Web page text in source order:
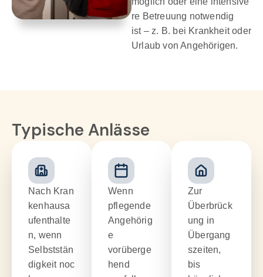
re Betreuung notwendig
ist – z. B. bei Krankheit oder
Urlaub von Angehörigen.
Typische Anlässe
Nach Kran
kenhausa
ufenthalte
n, wenn
Selbststän
digkeit noc
Wenn
pflegende
Angehörig
e
vorüberge
hend
Zur
Überbrück
ung in
Übergang
szeiten,
bis